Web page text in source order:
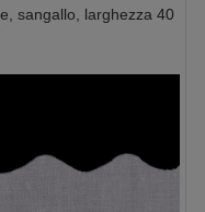
sangallo, larghezza 40